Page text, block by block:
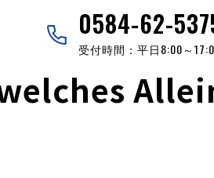
0584-62-
受付時間：平日8:00～